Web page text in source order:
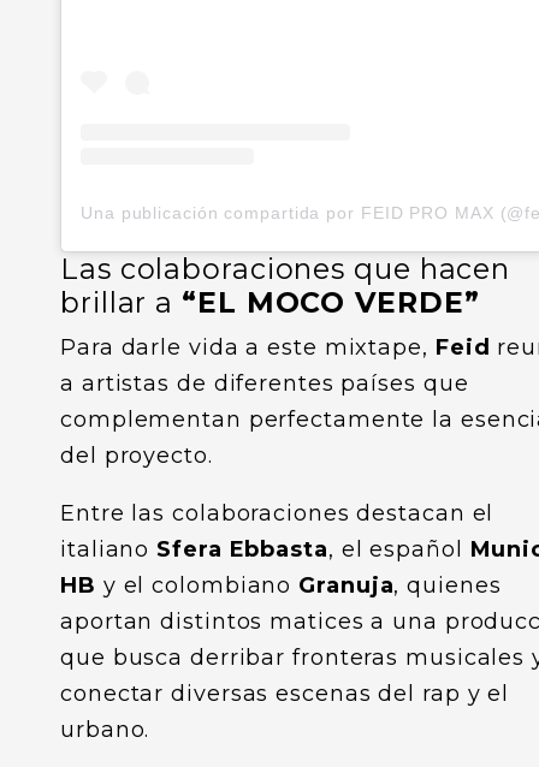
Las colaboraciones que hacen
brillar a “EL MOCO VERDE”
Para darle vida a este mixtape, Feid
a artistas de diferentes países que
complementan perfectamente la
del proyecto.
Entre las colaboraciones destacan el
italiano Sfera Ebbasta, el español
HB y el colombiano Granuja, quienes
aportan distintos matices a una
que busca derribar fronteras musicales
conectar diversas escenas del rap y el
urbano.